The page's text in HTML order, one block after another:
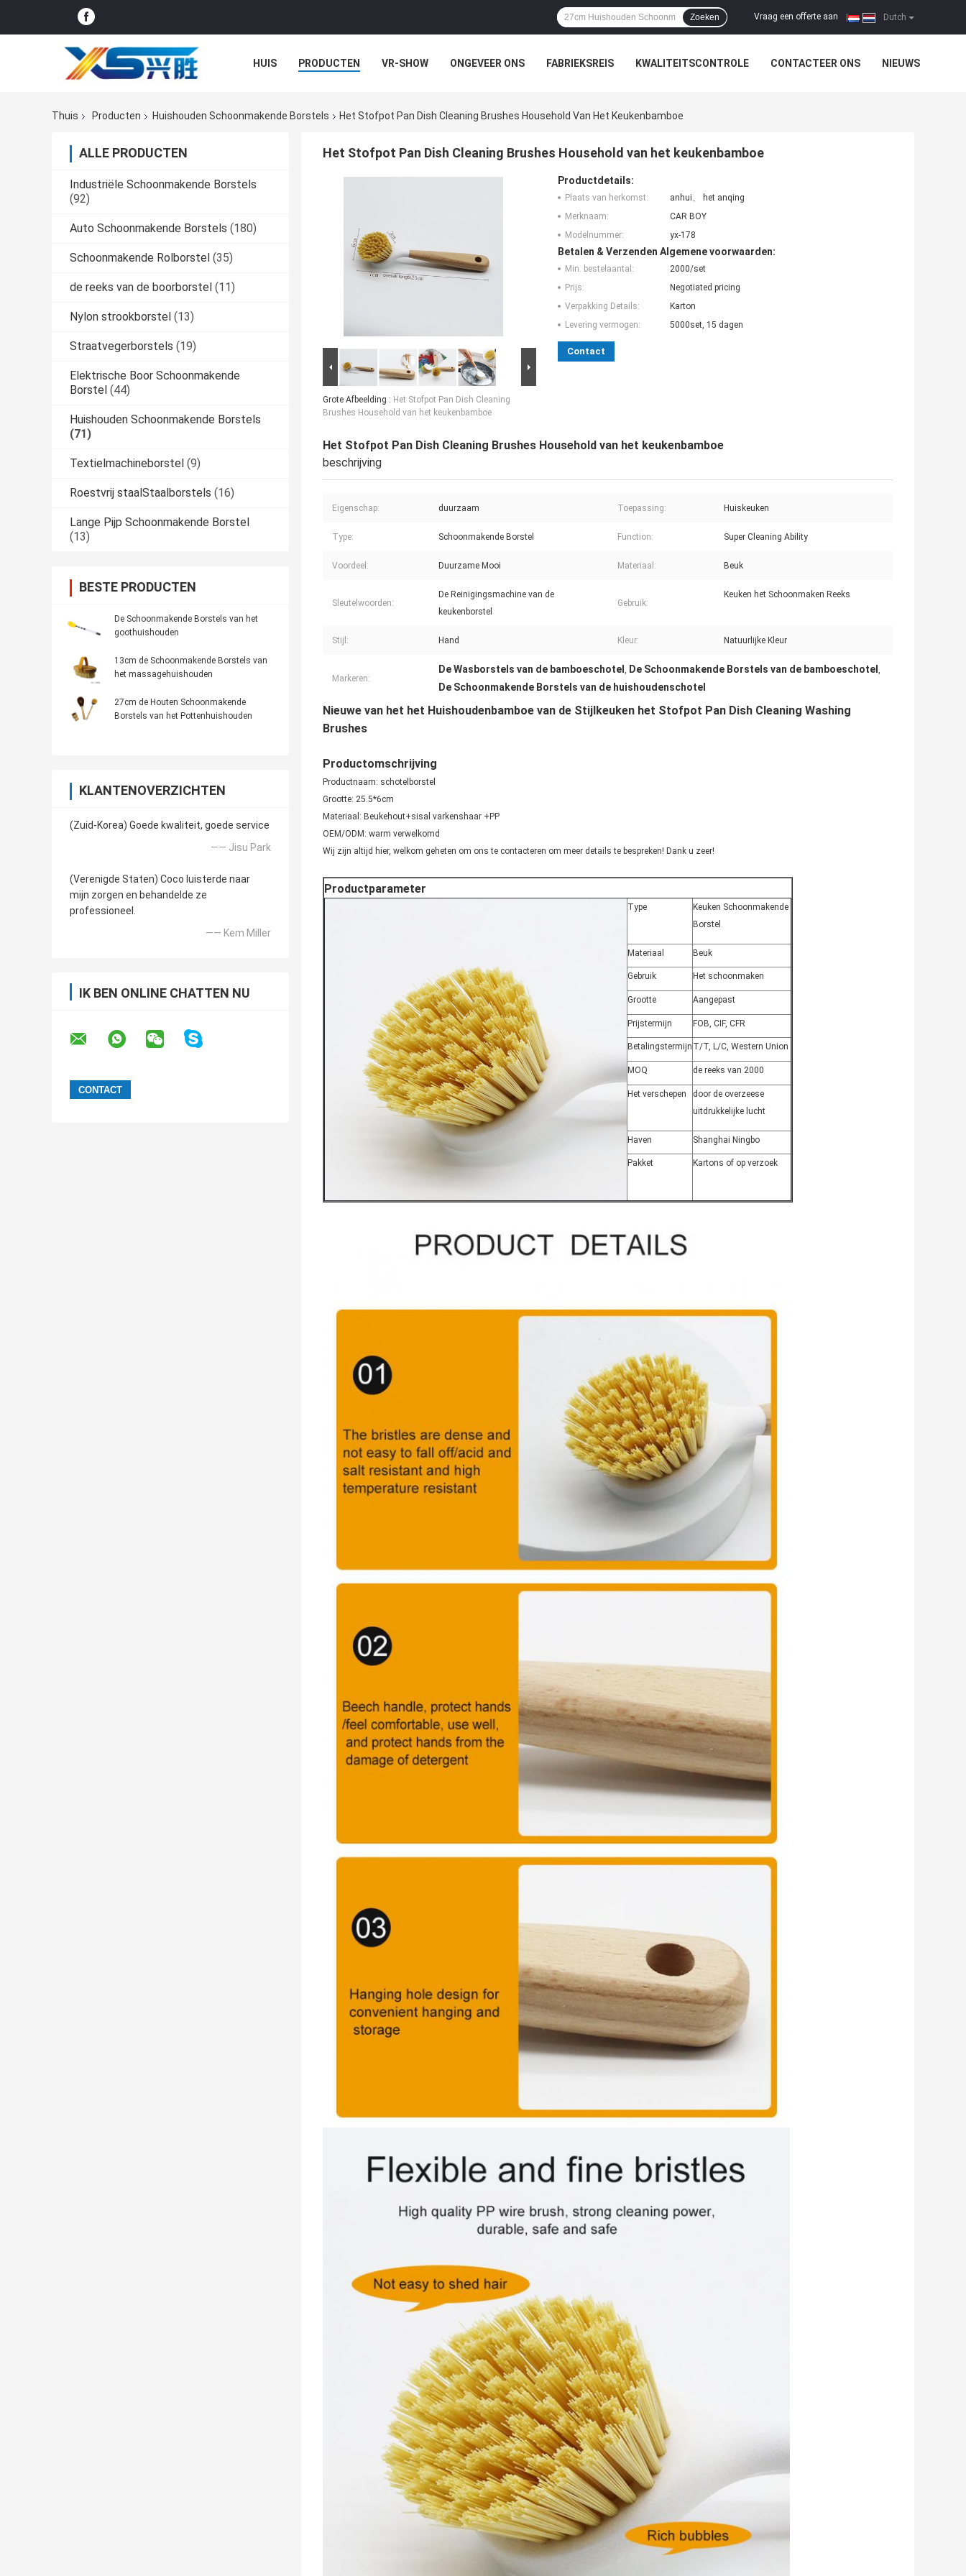
Dutch
Vraag een offerte aan
Zoeken
HUIS PRODUCTEN VR-SHOW ONGEVEER ONS FABRIEKSREIS KWALITEITSCONTROLE CONTACTEER ONS NIEUWS
Thuis
Producten Huishouden Schoonmakende Borstels Het Stofpot Pan Dish Cleaning Brushes Household Van Het Keukenbamboe
ALLE PRODUCTEN
Industriële Schoonmakende Borstels
(92)
Auto Schoonmakende Borstels (180)
Schoonmakende Rolborstel (35)
de reeks van de boorborstel (11)
Nylon strookborstel (13)
Straatvegerborstels (19)
Elektrische Boor Schoonmakende
Borstel (44)
Huishouden Schoonmakende Borstels
(71)
Textielmachineborstel (9)
Roestvrij staalStaalborstels (16)
Lange Pijp Schoonmakende Borstel
(13)
BESTE PRODUCTEN
De Schoonmakende Borstels van het
goothuishouden
13cm de Schoonmakende Borstels van
het massagehuishouden
27cm de Houten Schoonmakende
Borstels van het Pottenhuishouden
KLANTENOVERZICHTEN
(Zuid-Korea) Goede kwaliteit, goede service
—— Jisu Park
(Verenigde Staten) Coco luisterde naar
mijn zorgen en behandelde ze
professioneel.
—— Kem Miller
IK BEN ONLINE CHATTEN NU
Het Stofpot Pan Dish Cleaning Brushes Household van het keukenbamboe
Grote Afbeelding : Het Stofpot Pan Dish Cleaning
Brushes Household van het keukenbamboe
Productdetails:
Plaats van herkomst:
anhui、 het anqing
Merknaam:
CAR BOY
Modelnummer:
yx-178
Betalen & Verzenden Algemene voorwaarden:
Min. bestelaantal:
2000/set
Prijs:
Negotiated pricing
Verpakking Details:
Karton
Levering vermogen:
5000set, 15 dagen
Contact
Het Stofpot Pan Dish Cleaning Brushes Household van het keukenbamboe
beschrijving
Eigenschap: duurzaam Toepassing: Huiskeuken
Type: Schoonmakende Borstel Function: Super Cleaning Ability
Voordeel: Duurzame Mooi Materiaal: Beuk
Sleutelwoorden:
De Reinigingsmachine van de
keukenborstel
Gebruik:
Keuken het Schoonmaken Reeks
Stijl: Hand Kleur: Natuurlijke Kleur
Markeren:
De Wasborstels van de bamboeschotel , De Schoonmakende Borstels van de bamboeschotel ,
De Schoonmakende Borstels van de huishoudenschotel
Nieuwe van het het Huishoudenbamboe van de Stijlkeuken het Stofpot Pan Dish Cleaning Washing
Brushes
Productomschrijving
Productnaam: schotelborstel
Grootte: 25.5*6cm
Materiaal: Beukehout+sisal varkenshaar +PP
OEM/ODM: warm verwelkomd
Wij zijn altijd hier, welkom geheten om ons te contacteren om meer details te bespreken! Dank u zeer!
Productparameter
Type
Keuken Schoonmakende
Borstel
Materiaal Beuk
Gebruik Het schoonmaken
Grootte Aangepast
Prijstermijn FOB, CIF, CFR
Betalingstermijn T/T, L/C, Western Union
MOQ de reeks van 2000
Het verschepen
door de overzeese
uitdrukkelijke lucht
Haven Shanghai Ningbo
Pakket Kartons of op verzoek